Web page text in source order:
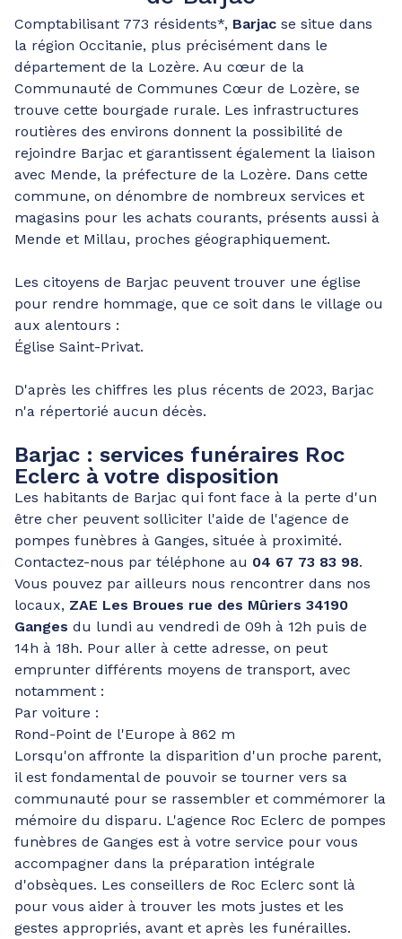
Comptabilisant 773 résidents*, Barjac se situe dans
la région Occitanie, plus précisément dans le
département de la Lozère. Au cœur de la
Communauté de Communes Cœur de Lozère, se
trouve cette bourgade rurale. Les infrastructures
routières des environs donnent la possibilité de
rejoindre Barjac et garantissent également la liaison
avec Mende, la préfecture de la Lozère. Dans cette
commune, on dénombre de nombreux services et
magasins pour les achats courants, présents aussi à
Mende et Millau, proches géographiquement.
Les citoyens de Barjac peuvent trouver une église
pour rendre hommage, que ce soit dans le village ou
aux alentours :
Église Saint-Privat.
D'après les chiffres les plus récents de 2023, Barjac
n'a répertorié aucun décès.
Barjac : services funéraires Roc
Eclerc à votre disposition
Les habitants de Barjac qui font face à la perte d'un
être cher peuvent solliciter l'aide de l'agence de
pompes funèbres à Ganges, située à proximité.
Contactez-nous par téléphone au 04 67 73 83 98.
Vous pouvez par ailleurs nous rencontrer dans nos
locaux, ZAE Les Broues rue des Mûriers 34190
Ganges du lundi au vendredi de 09h à 12h puis de
14h à 18h. Pour aller à cette adresse, on peut
emprunter différents moyens de transport, avec
notamment :
Par voiture :
Rond-Point de l'Europe à 862 m
Lorsqu'on affronte la disparition d'un proche parent,
il est fondamental de pouvoir se tourner vers sa
communauté pour se rassembler et commémorer la
mémoire du disparu. L'agence Roc Eclerc de pompes
funèbres de Ganges est à votre service pour vous
accompagner dans la préparation intégrale
d'obsèques. Les conseillers de Roc Eclerc sont là
pour vous aider à trouver les mots justes et les
gestes appropriés, avant et après les funérailles.